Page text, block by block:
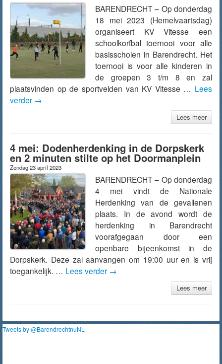
BARENDRECHT – Op donderdag
18 mei 2023 (Hemelvaartsdag)
organiseert KV Vitesse een
schoolkorfbal toernooi voor alle
basisscholen in Barendrecht. Het
toernooi is voor alle kinderen in
de groepen 3 t/m 8 en zal
plaatsvinden op de sportvelden van KV Vitesse … Lees
verder →
Lees meer
4 mei: Dodenherdenking in de Dorpskerk
en 2 minuten stilte op het Doormanplein
Zondag 23 april 2023
BARENDRECHT – Op donderdag
4 mei vindt de Nationale
Herdenking van de gevallenen
plaats. In de avond wordt de
herdenking in Barendrecht
voorafgegaan door een
openbare bijeenkomst in de
Dorpskerk. Deze zal aanvangen om 19:00 uur en is vrij
toegankelijk. … Lees verder →
Lees meer
Tweets by @BarendrechtnuNL